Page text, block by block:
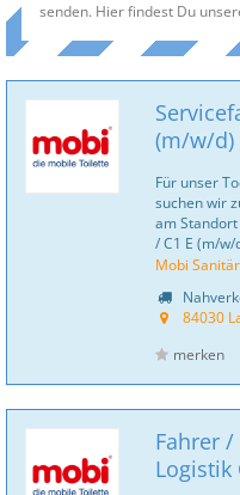
senden. Hier findest Du
(m/w/d)
Für unser
suchen wir
am Standort
/ C1 E (m/w/
Mobi
84030
merken
Fahrer
Logistik